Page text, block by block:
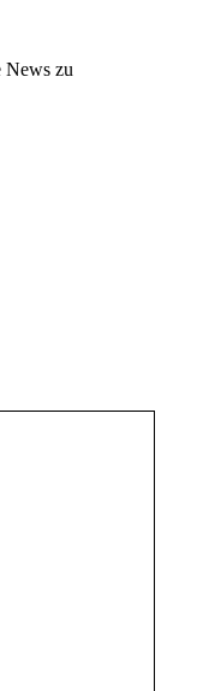
News zu